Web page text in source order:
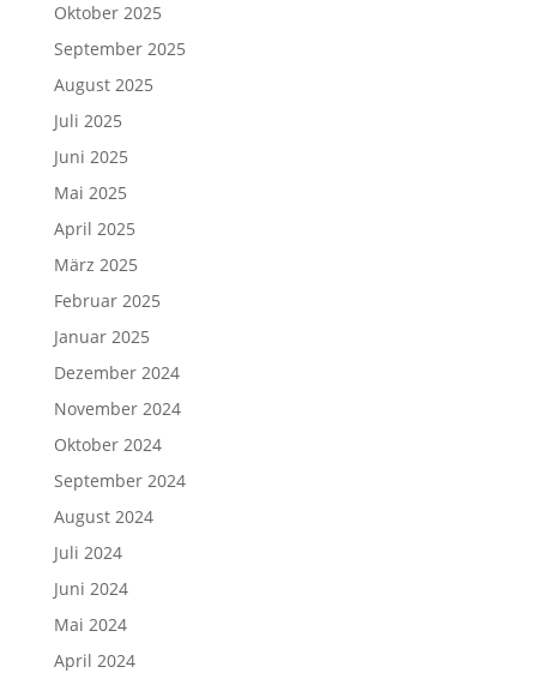
Oktober 2025
September 2025
August 2025
Juli 2025
Juni 2025
Mai 2025
April 2025
März 2025
Februar 2025
Januar 2025
Dezember 2024
November 2024
Oktober 2024
September 2024
August 2024
Juli 2024
Juni 2024
Mai 2024
April 2024